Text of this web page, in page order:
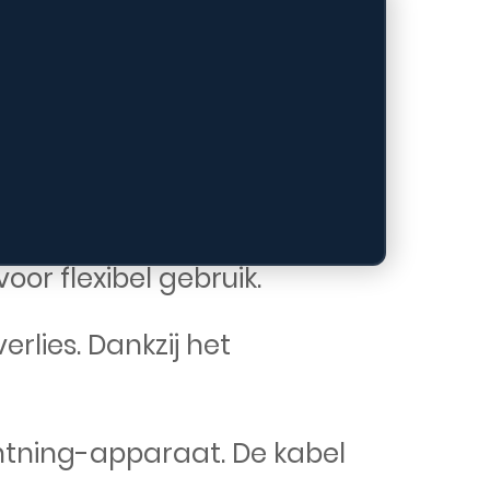
en Lightning-
flexibel gebruik.
Dankzij het
apparaat. De kabel